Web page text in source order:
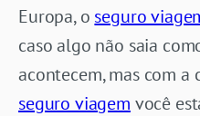
Europa, o seguro
caso algo não saia
acontecem, mas com
seguro viagem você